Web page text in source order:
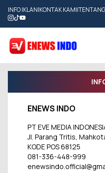
INFO IKLAN|KONTAK KAMI|
ENEWS INDO
PT EVE MEDIA
Jl. Parang Tritis,
KODE POS 68125
081-336-448-999